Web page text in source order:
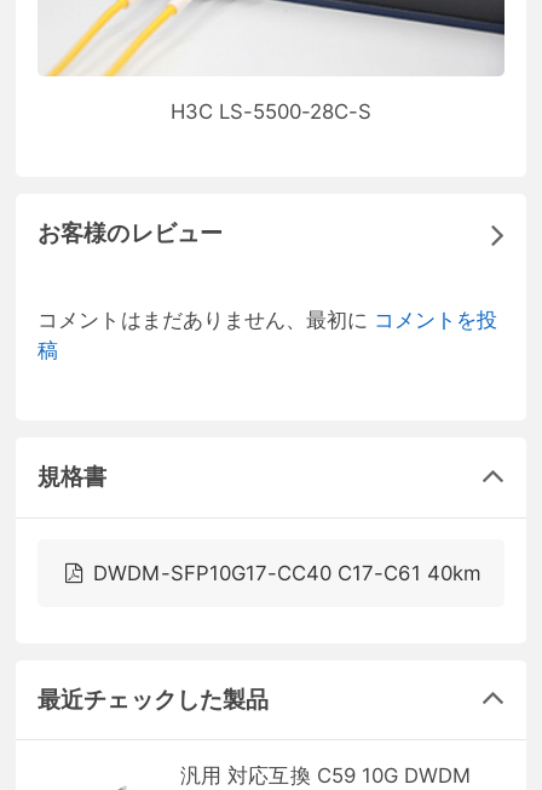
H3C LS-5500-28C-S
お客様のレビュー
コメントはまだありません、最初に コメントを投
稿
規格書
DWDM-SFP10G17-CC40 C17-C61 40km
最近チェックした製品
汎用 対応互換 C59 10G DWDM